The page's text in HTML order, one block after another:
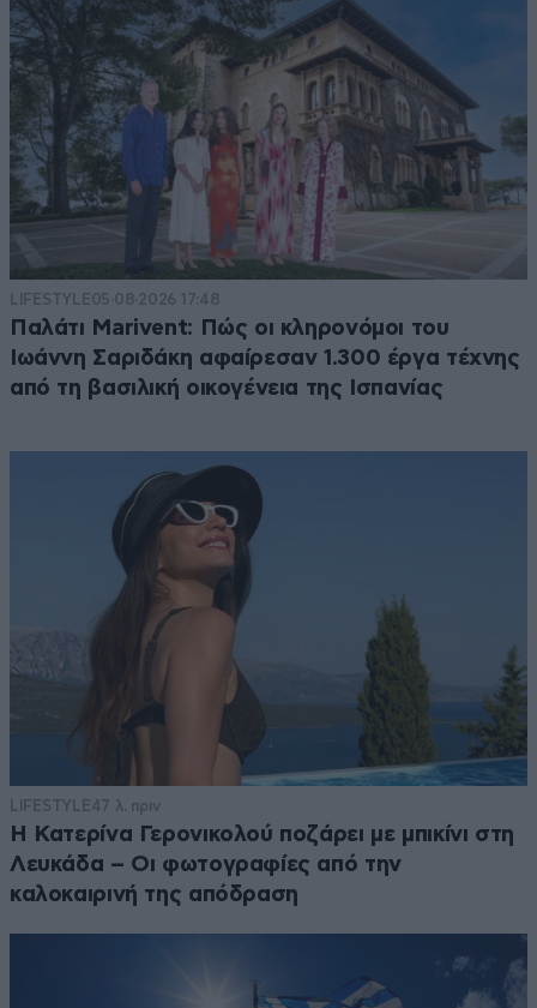
LIFESTYLE05·08·2026 17:48
Παλάτι Marivent: Πώς οι κληρονόμοι του
Ιωάννη Σαριδάκη αφαίρεσαν 1.300 έργα τέχνης
από τη βασιλική οικογένεια της Ισπανίας
LIFESTYLE47 λ. πριν
Η Κατερίνα Γερονικολού ποζάρει με μπικίνι στη
Λευκάδα – Οι φωτογραφίες από την
καλοκαιρινή της απόδραση